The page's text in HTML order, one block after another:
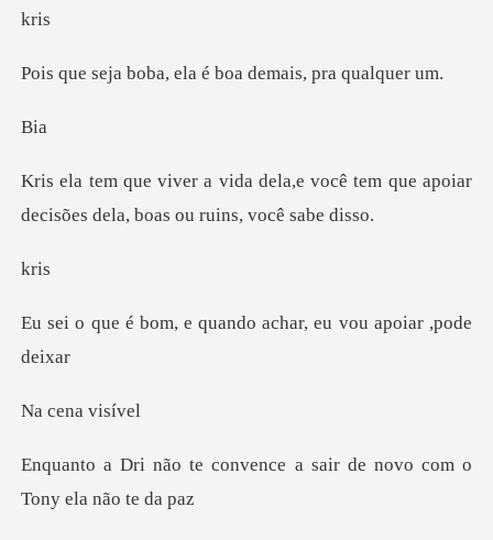
r
, ela é boa demais
i
,e você tem que apoiar
decisões de
r
e quando achar, eu v
a vis
vence a sair de novo com